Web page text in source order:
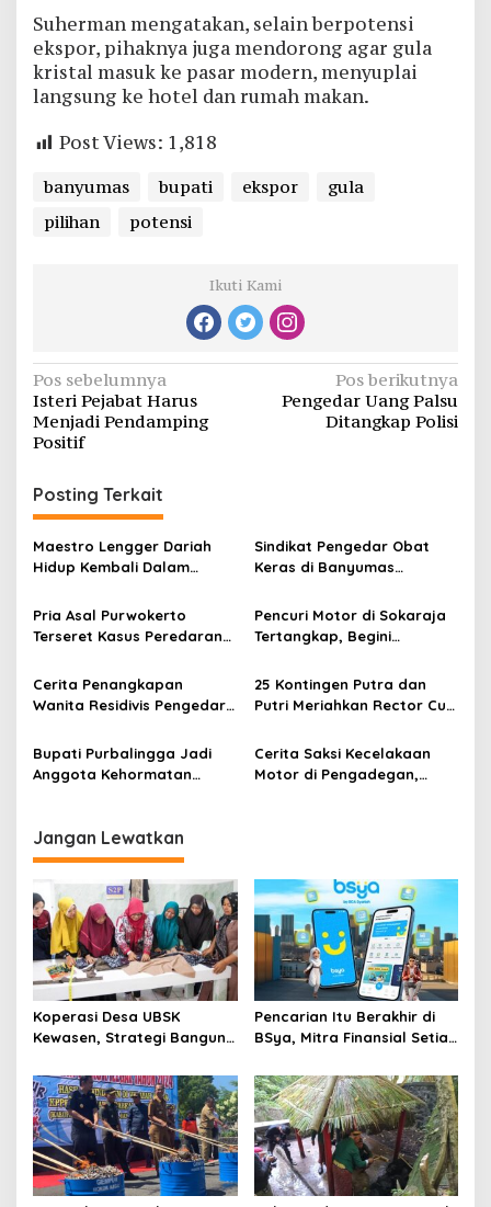
Suherman mengatakan, selain berpotensi
ekspor, pihaknya juga mendorong agar gula
kristal masuk ke pasar modern, menyuplai
langsung ke hotel dan rumah makan.
Post Views: 1,818
banyumas bupati ekspor
gula
pilihan
potensi
Ikuti Kami
Navigasi
pos
Pos sebelumnya
Isteri Pejabat Harus
Menjadi Pendamping
Positif
Pos berikutnya
Pengedar Uang Palsu
Ditangkap Polisi
Posting Terkait
Maestro Lengger Dariah
Hidup Kembali Dalam
Teknologi
Sindikat Pengedar Obat
Keras di Banyumas
Disita
Pria Asal Purwokerto
Terseret Kasus Peredaran
Pencuri Motor di Sokaraja
Tertangkap, Begini
Cerita Penangkapan
Wanita Residivis Pengedar
di Banyumas
25 Kontingen Putra dan
Putri Meriahkan Rector Cup
Bupati Purbalingga Jadi
Anggota Kehormatan
Cerita Saksi Kecelakaan
Motor di Pengadegan,
Jangan Lewatkan
Koperasi Desa UBSK
Kewasen, Strategi Bangun
Karangkandri di Cilacap
Pencarian Itu Berakhir di
BSya, Mitra Finansial Setia